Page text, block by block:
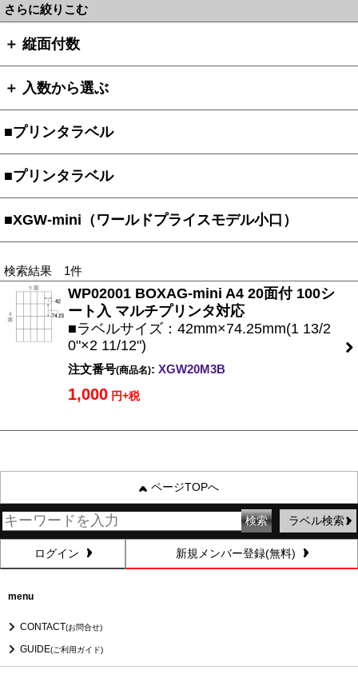
さらに絞りこむ
＋ 縦面付数
＋ 入数から選ぶ
■プリンタラベル
■プリンタラベル
■XGW-mini（ワールドプライスモデル小口）
検索結果 1件
WP02001 BOXAG-mini A4 20面付 100シ
ート入 マルチプリンタ対応
■ラベルサイズ：42mm×74.25mm(1 13/2
0"×2 11/12")
注文番号(商品名): XGW20M3B
1,000 円+税
ページTOPへ
ラベル検索
ログイン 新規メンバー登録(無料)
menu
CONTACT(お問合せ)
GUIDE(ご利用ガイド)